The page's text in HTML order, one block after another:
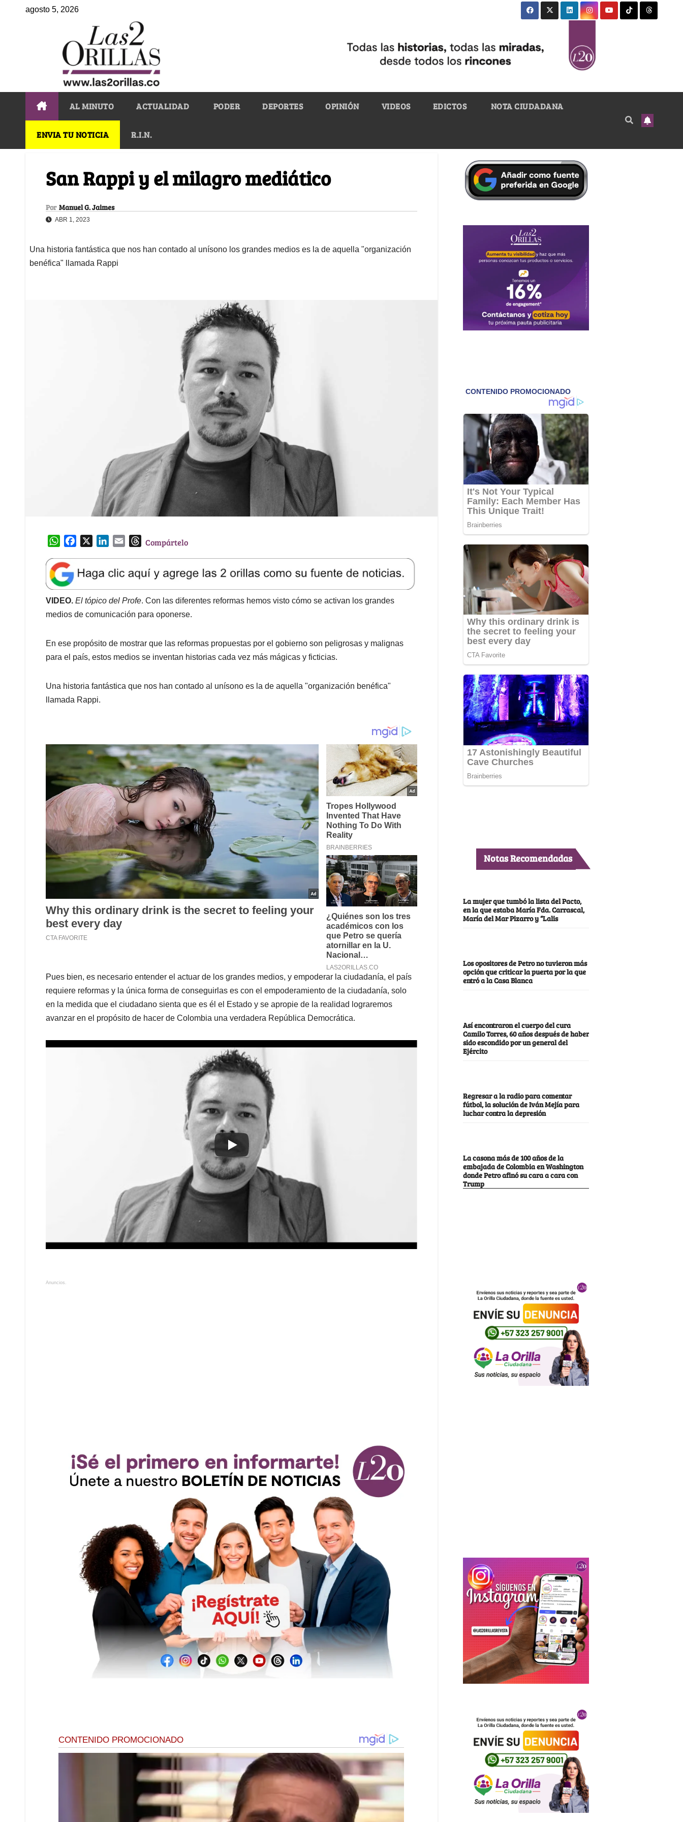
agosto 5, 2026
AL MINUTO ACTUALIDAD PODER DEPORTES OPINIÓN VIDEOS EDICTOS NOTA CIUDADANA
ENVIA TU NOTICIA R.I.N.
San Rappi y el milagro mediático
Por Manuel G. Jaimes
ABR 1, 2023
Una historia fantástica que nos han contado al unísono los grandes medios es la de aquella "organización
benéfica" llamada Rappi
W
a
t
s
A
p
e
b
o
o
k
e
d
I
l
T
e
a
d
s
Compártelo
VIDEO. El tópico del Profe. Con las diferentes reformas hemos visto cómo se activan los grandes
medios de comunicación para oponerse.
En ese propósito de mostrar que las reformas propuestas por el gobierno son peligrosas y malignas
para el país, estos medios se inventan historias cada vez más mágicas y ficticias.
Una historia fantástica que nos han contado al unísono es la de aquella "organización benéfica"
llamada Rappi.
Pues bien, es necesario entender el actuar de los grandes medios, y empoderar la ciudadanía, el país
requiere reformas y la única forma de conseguirlas es con el empoderamiento de la ciudadanía, solo
en la medida que el ciudadano sienta que es él el Estado y se apropie de la realidad lograremos
avanzar en el propósito de hacer de Colombia una verdadera República Democrática.
Anuncios.
Notas Recomendadas
La mujer que tumbó la lista del Pacto,
en la que estaba María Fda. Carrascal,
María del Mar Pizarro y “Lalis
Los opositores de Petro no tuvieron más
opción que criticar la puerta por la que
entró a la Casa Blanca
Así encontraron el cuerpo del cura
Camilo Torres, 60 años después de haber
sido escondido por un general del
Ejército
Regresar a la radio para comentar
fútbol, la solución de Iván Mejía para
luchar contra la depresión
La casona más de 100 años de la
embajada de Colombia en Washington
donde Petro afinó su cara a cara con
Trump